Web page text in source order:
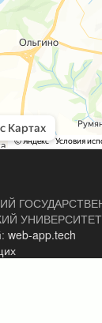
УНИВЕРСИТЕТ
web-app.tech